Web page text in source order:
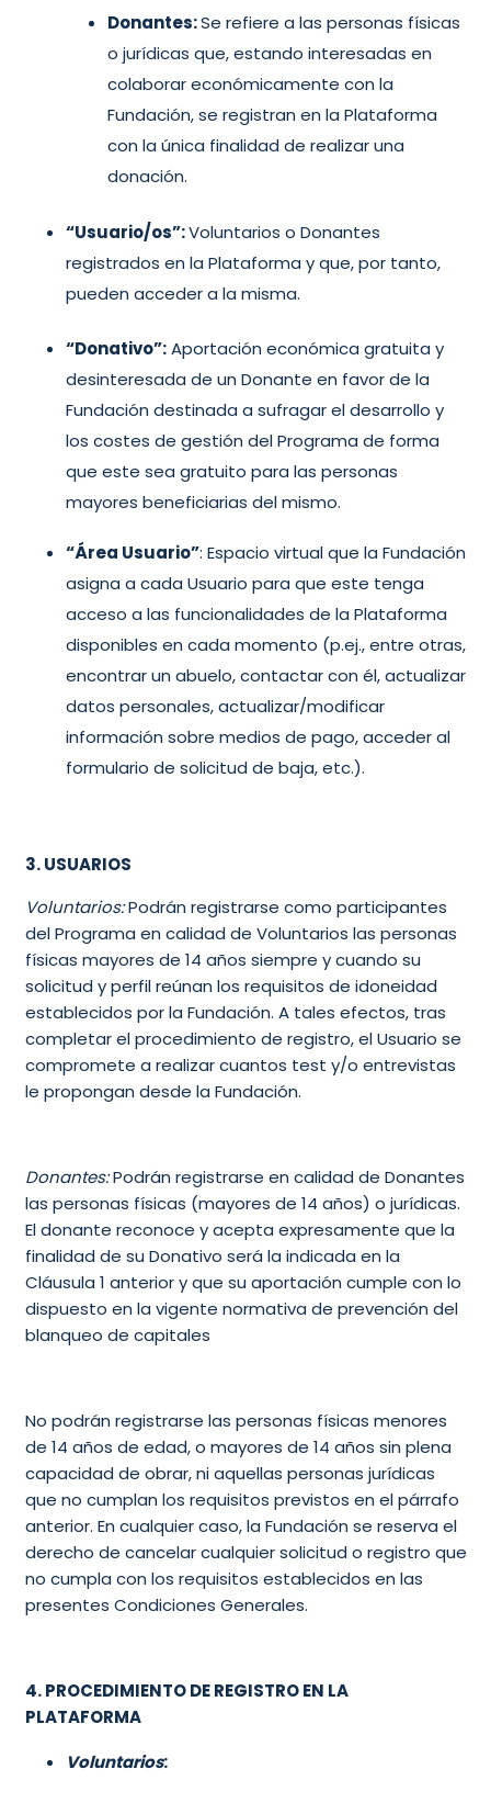
Donantes:Se refiere a las personas físicas
o jurídicas que, estando interesadas en
colaborar económicamente con la
Fundación, se registran en la Plataforma
con la única finalidad de realizar una
donación.
“Usuario/os”:Voluntarios o Donantes
registrados en la Plataforma y que, por tanto,
pueden acceder a la misma.
“Donativo”:Aportación económica gratuita y
desinteresada de un Donante en favor de la
Fundación destinada a sufragar el desarrollo y
los costes de gestión del Programa de forma
que este sea gratuito para las personas
mayores beneficiarias del mismo.
“Área Usuario”: Espacio virtual que la Fundación
asigna a cada Usuario para que este tenga
acceso a las funcionalidades de la Plataforma
disponibles en cada momento (p.ej., entre otras,
encontrar un abuelo, contactar con él, actualizar
datos personales, actualizar/modificar
información sobre medios de pago, acceder al
formulario de solicitud de baja, etc.).
3. USUARIOS
Voluntarios:Podrán registrarse como participantes
del Programa en calidad de Voluntarios las personas
físicas mayores de 14 años siempre y cuando su
solicitud y perfil reúnan los requisitos de idoneidad
establecidos por la Fundación. A tales efectos, tras
completar el procedimiento de registro, el Usuario se
compromete a realizar cuantos test y/o entrevistas
le propongan desde la Fundación.
Donantes:Podrán registrarse en calidad de Donantes
las personas físicas (mayores de 14 años) o jurídicas.
El donante reconoce y acepta expresamente que la
finalidad de su Donativo será la indicada en la
Cláusula 1 anterior y que su aportación cumple con lo
dispuesto en la vigente normativa de prevención del
blanqueo de capitales
No podrán registrarse las personas físicas menores
de 14 años de edad, o mayores de 14 años sin plena
capacidad de obrar, ni aquellas personas jurídicas
que no cumplan los requisitos previstos en el párrafo
anterior. En cualquier caso, la Fundación se reserva el
derecho de cancelar cualquier solicitud o registro que
no cumpla con los requisitos establecidos en las
presentes Condiciones Generales.
4. PROCEDIMIENTO DE REGISTRO EN LA
PLATAFORMA
Voluntarios: